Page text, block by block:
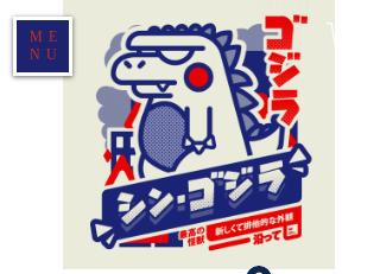
ME
NU